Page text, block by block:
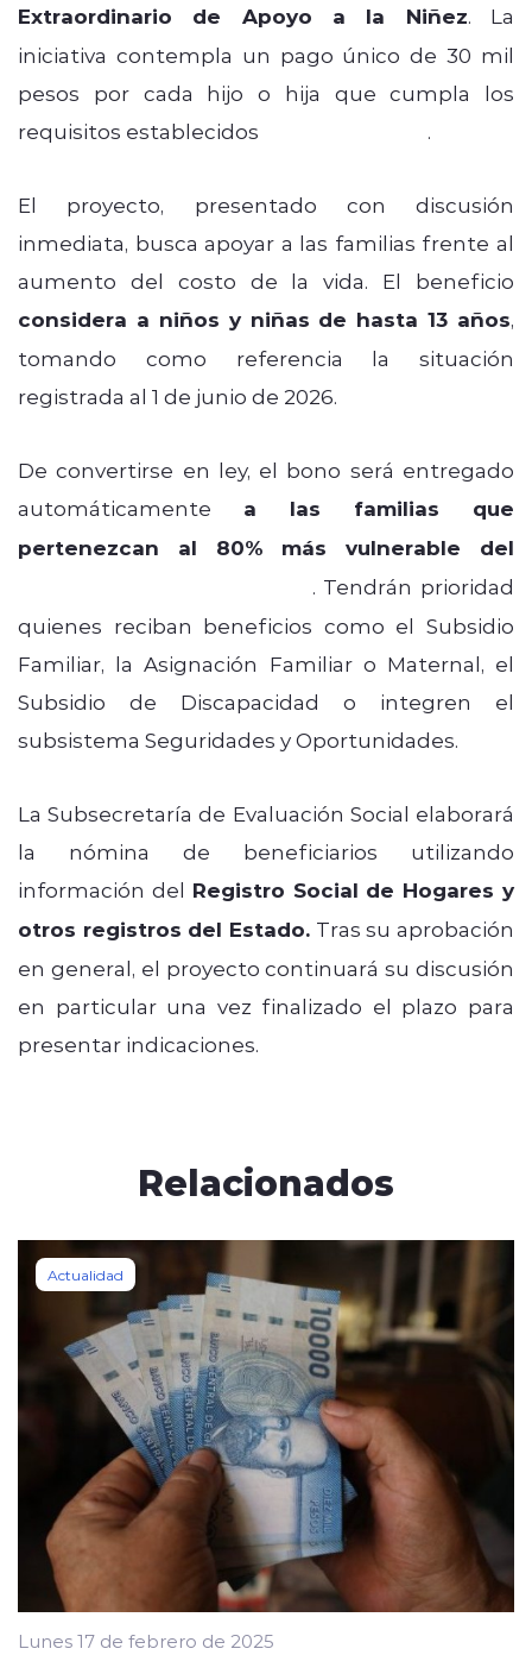
Extraordinario de Apoyo a la Niñez. La
iniciativa contempla un pago único de 30 mil
pesos por cada hijo o hija que cumpla los
requisitos establecidos
.
El proyecto, presentado con discusión
inmediata, busca apoyar a las familias frente al
aumento del costo de la vida. El beneficio
considera a niños y niñas de hasta 13 años,
tomando como referencia la situación
registrada al 1 de junio de 2026.
De convertirse en ley, el bono será entregado
automáticamente a las familias que
pertenezcan al 80% más vulnerable del
. Tendrán prioridad
quienes reciban beneficios como el Subsidio
Familiar, la Asignación Familiar o Maternal, el
Subsidio de Discapacidad o integren el
subsistema Seguridades y Oportunidades.
La Subsecretaría de Evaluación Social elaborará
la nómina de beneficiarios utilizando
información del Registro Social de Hogares y
otros registros del Estado. Tras su aprobación
en general, el proyecto continuará su discusión
en particular una vez finalizado el plazo para
presentar indicaciones.
Relacionados
Actualidad
Lunes 17 de febrero de 2025